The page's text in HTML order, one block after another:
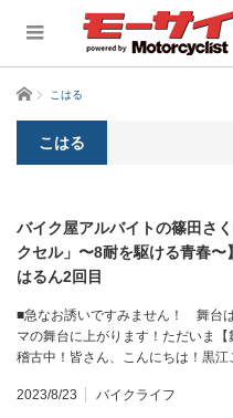
ホーム こはる
こはる
バイク屋アルバイトの篠田さ
クセル」〜8耐を駆ける青春
はるん2回目
■急なお誘いですみません！ 舞台
マの舞台に上がります！ただいま【
稽古中！皆さん、こんにちは！黒
2023/8/23 バイクライフ